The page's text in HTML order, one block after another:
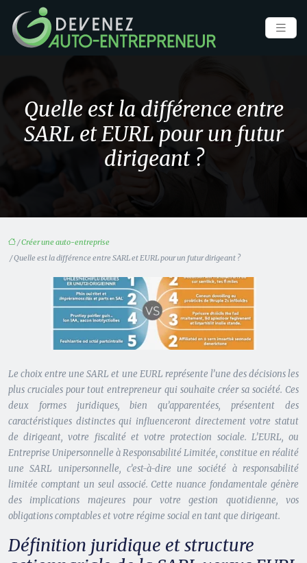
Quelle est la différence entre
SARL et EURL pour un futur
dirigeant ?
/Créer une auto-entreprise
/ Quelle est la différence entre SARL et EURL pour un futur dirigeant ?
Le choix entre une SARL et une EURL représente l’une des décisions les
plus cruciales pour tout entrepreneur qui souhaite créer sa société. Ces
deux formes juridiques, bien qu’apparentées, présentent des
caractéristiques distinctes qui influenceront directement votre statut
de dirigeant, votre fiscalité et votre protection sociale. L’EURL, ou
Entreprise Unipersonnelle à Responsabilité Limitée, constitue en réalité
une SARL unipersonnelle, c’est-à-dire une société à responsabilité
limitée comptant un seul associé. Cette nuance fondamentale génère
des implications majeures pour votre gestion quotidienne, vos
obligations comptables et votre régime social en tant que dirigeant.
Définition juridique et structure